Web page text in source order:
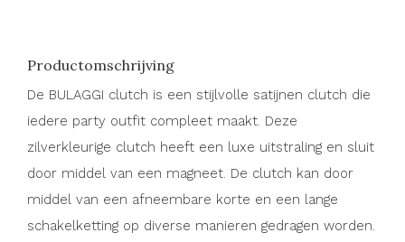
Productomschrijving
De BULAGGI clutch is een stijlvolle satijnen clutch die
iedere party outfit compleet maakt. Deze
zilverkleurige clutch heeft een luxe uitstraling en sluit
door middel van een magneet. De clutch kan door
middel van een afneembare korte en een lange
schakelketting op diverse manieren gedragen worden.